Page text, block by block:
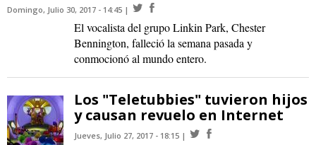
Domingo, Julio 30, 2017 - 14:45
El vocalista del grupo Linkin Park, Chester
Bennington, falleció la semana pasada y
conmocionó al mundo entero.
Los "Teletubbies" tuvieron hijos
y causan revuelo en Internet
Jueves, Julio 27, 2017 - 18:15